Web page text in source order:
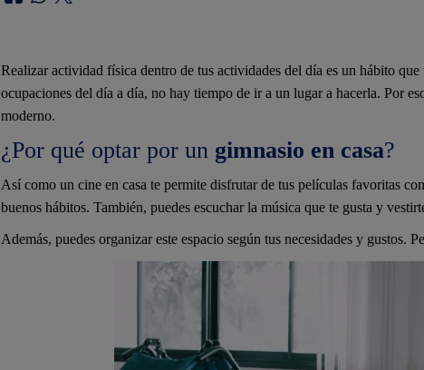
Realizar actividad física dentro de tus actividades del día es un hábito
ocupaciones del día a día, no hay tiempo de ir a un lugar a hacerla. Por
moderno.
¿Por qué optar por un gimnasio en casa?
Así como un cine en casa te permite disfrutar de tus películas favoritas
buenos hábitos. También, puedes escuchar la música que te gusta y
Además, puedes organizar este espacio según tus necesidades y gustos.